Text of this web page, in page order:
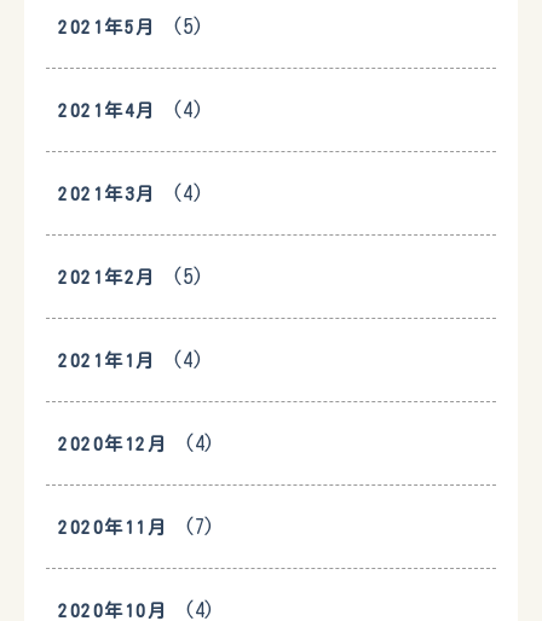
2021年5月 (5)
2021年4月 (4)
2021年3月 (4)
2021年2月 (5)
2021年1月 (4)
2020年12月 (4)
2020年11月 (7)
2020年10月 (4)